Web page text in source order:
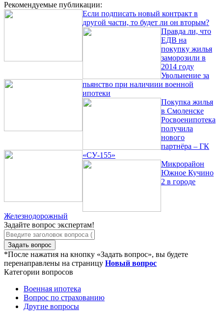
Рекомендуемые публикации:
Если подписать новый контракт в
другой части, то будет ли он вторым?
Правда ли, что
ЕДВ на
покупку жилья
заморозили в
2014 году
Увольнение за
пьянство при наличиии военной
ипотеки
Покупка жилья
в Смоленске
Росвоенипотека
получила
нового
партнёра – ГК
«СУ-155»
Микрорайон
Южное Кучино
2 в городе
Железнодорожный
Задайте вопрос экспертам!
Задать вопрос
*После нажатия на кнопку «Задать вопрос», вы будете
перенаправлены на страницу Новый вопрос
Категории вопросов
Военная ипотека
Вопрос по страхованию
Другие вопросы